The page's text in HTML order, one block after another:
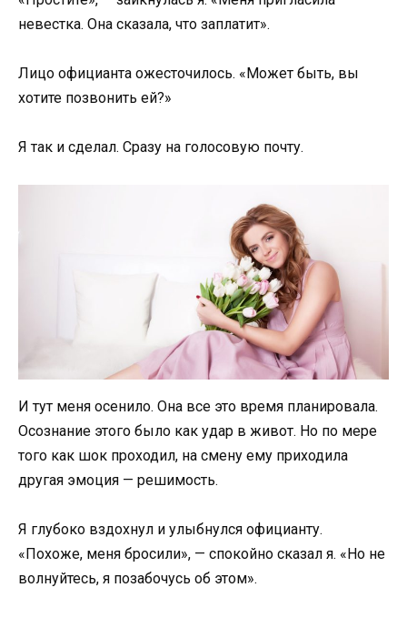
невестка. Она сказала, что заплатит».
Лицо официанта ожесточилось. «Может быть, вы
хотите позвонить ей?»
Я так и сделал. Сразу на голосовую почту.
И тут меня осенило. Она все это время планировала.
Осознание этого было как удар в живот. Но по мере
того как шок проходил, на смену ему приходила
другая эмоция — решимость.
Я глубоко вздохнул и улыбнулся официанту.
«Похоже, меня бросили», — спокойно сказал я. «Но не
волнуйтесь, я позабочусь об этом».